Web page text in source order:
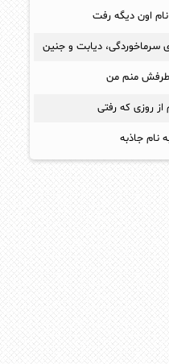
اون دیگه رفت
طرفش منم من
از روزی که رفتی
نام جاذبه